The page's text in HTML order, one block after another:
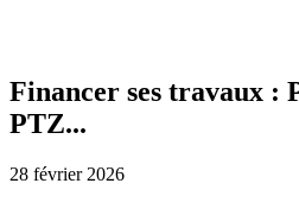
Financer ses travaux :
PTZ...
28 février 2026